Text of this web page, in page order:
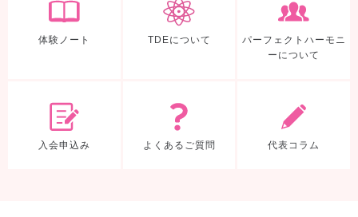
体験ノート TDEについて
パーフェクトハーモニ
ーについて
入会申込み よくあるご質問 代表コラム